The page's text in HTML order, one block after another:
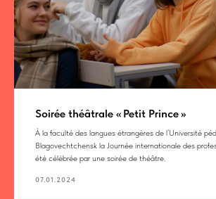
Soirée théâtrale « Petit Prince »
À la faculté des langues étrangères de l’Université
Blagovechtchensk la Journée internationale des
été célébrée par une soirée de théâtre.
07.01.2024